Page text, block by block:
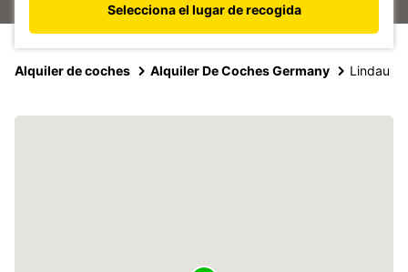
Selecciona el lugar de recogida
Alquiler de coches Alquiler De Coches Germany Lindau